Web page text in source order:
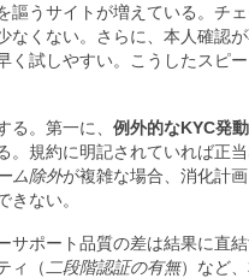
謳うサイトが増えている。チ
なくない。さらに、本人確認
く試しやすい。こうしたスピ
。第一に、 例外的なKYC発動
。規約に明記されていれば正
ム除外が複雑な場合、消化計
きない。
サポート品質の差は結果に直
ィ（ 二段階認証の有無）など